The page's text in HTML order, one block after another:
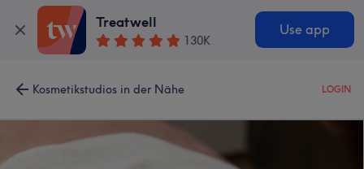
Treatwell
130K
Use app
Kosmetikstudios in der Nähe LOGIN